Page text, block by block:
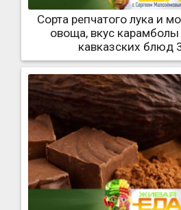
Сорта репчатого лука и
овоща, вкус
кавказских блюд